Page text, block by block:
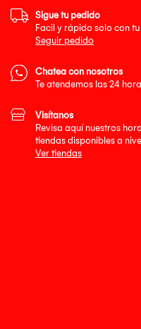
Sigue tu pedido
Facil y rápido solo con tu
Seguir pedido
Chatea con nosotros
Te atendemos las 24
Visítanos
Revisa aquí nuestros
tiendas disponibles a
Ver tiendas